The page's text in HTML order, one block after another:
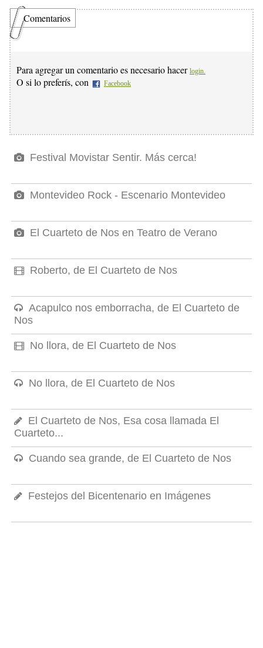
Comentarios
Para agregar un comentario es necesario hacer login.
O si lo preferís, con Facebook
Festival Movistar Sentir. Más cerca!
Montevideo Rock - Escenario Montevideo
El Cuarteto de Nos en Teatro de Verano
Roberto, de El Cuarteto de Nos
Acapulco nos emborracha, de El Cuarteto de
Nos
No llora, de El Cuarteto de Nos
No llora, de El Cuarteto de Nos
El Cuarteto de Nos, Esa cosa llamada El
Cuarteto...
Cuando sea grande, de El Cuarteto de Nos
Festejos del Bicentenario en Imágenes